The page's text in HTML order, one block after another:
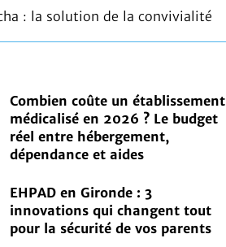
: la solution de la convivialité
Combien coûte un établissement
médicalisé en 2026 ? Le budget
réel entre hébergement,
dépendance et aides
EHPAD en Gironde : 3
innovations qui changent tout
pour la sécurité de vos parents